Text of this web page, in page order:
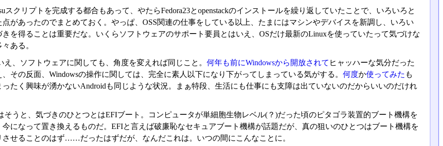
スクリプトを完成する都合もあって、やたらFedora23とopenstackのインストールを繰り返していたことで、いろいろと
点があったのでまとめておく。やっぱ、OSS関連の仕事をしている以上、たまにはマシンやデバイスを新調し、いろい
きを得ることは重要だな。いくらソフトウェアのサポート要員とはいえ、OSだけ最新のLinuxを使っていたって気づけな
ある。
え、ソフトウェアに関しても、角度を変えれば同じこと。 何年も前にWindowsから開放されて ヒャッハーな気分だった
、その反面、Windowsの操作に関しては、完全に素人以下になり下がってしまっている気がする。 何度か使ってみた も
ったく興味が湧かないAndroidも同じような状況。まぁ特段、生活にも仕事にも支障は出ていないのだからいいのだけれ
そうと、気づきのひとつとはEFIブート。コンピュータが単細胞生物レベル(？)だった頃のピタゴラ装置的ブート機構を
今になって置き換えるものだ。EFIと言えば破廉恥なセキュアブート機構が話題だが、真の狙いのひとつはブート機構を
させることのはず……だったはずだが、なんだこれは。いつの間にこんなことに。